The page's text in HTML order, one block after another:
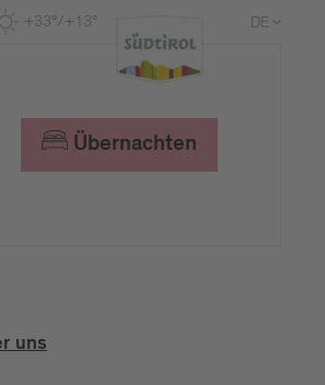
+33°/+13° DE
Übernachten
uns